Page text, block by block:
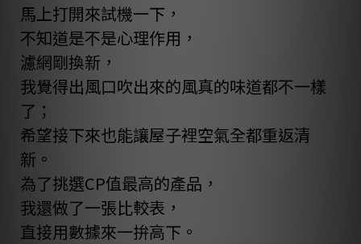
馬上打開來試機一下，
不知道是不是心理作用，
濾網剛換新，
我覺得出風口吹出來的風真的味道都不一樣
了；
希望接下來也能讓屋子裡空氣全都重返清
新。
為了挑選CP值最高的產品，
我還做了一張比較表，
直接用數據來一拚高下。